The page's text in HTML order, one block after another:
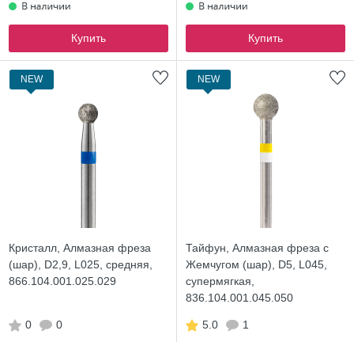
Купить Купить
NEW
Кристалл, Алмазная фреза
(шар), D2,9, L025, средняя,
866.104.001.025.029
0
0
NEW
Тайфун, Алмазная фреза с
Жемчугом (шар), D5, L045,
супермягкая,
836.104.001.045.050
5.0
1